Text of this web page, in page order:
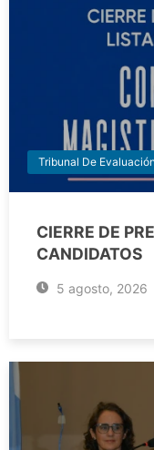
Tribunal De Evaluación
CIERRE DE
CANDIDATOS
5 agosto, 2026